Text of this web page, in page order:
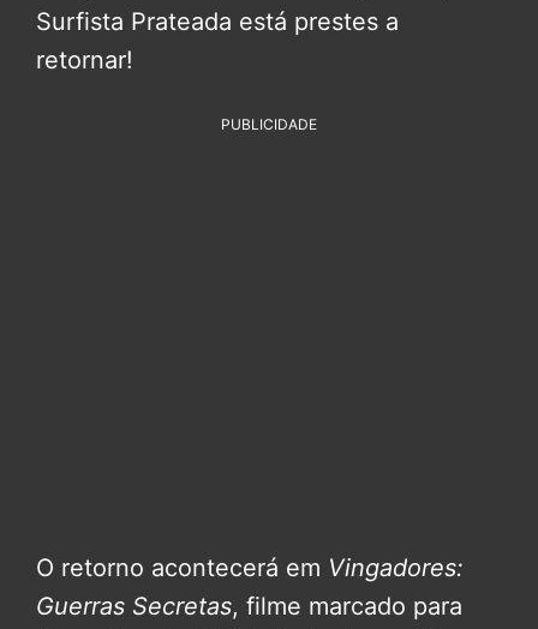
Surfista Prateada está prestes a
retornar!
PUBLICIDADE
O retorno acontecerá em Vingadores:
Guerras Secretas, filme marcado para